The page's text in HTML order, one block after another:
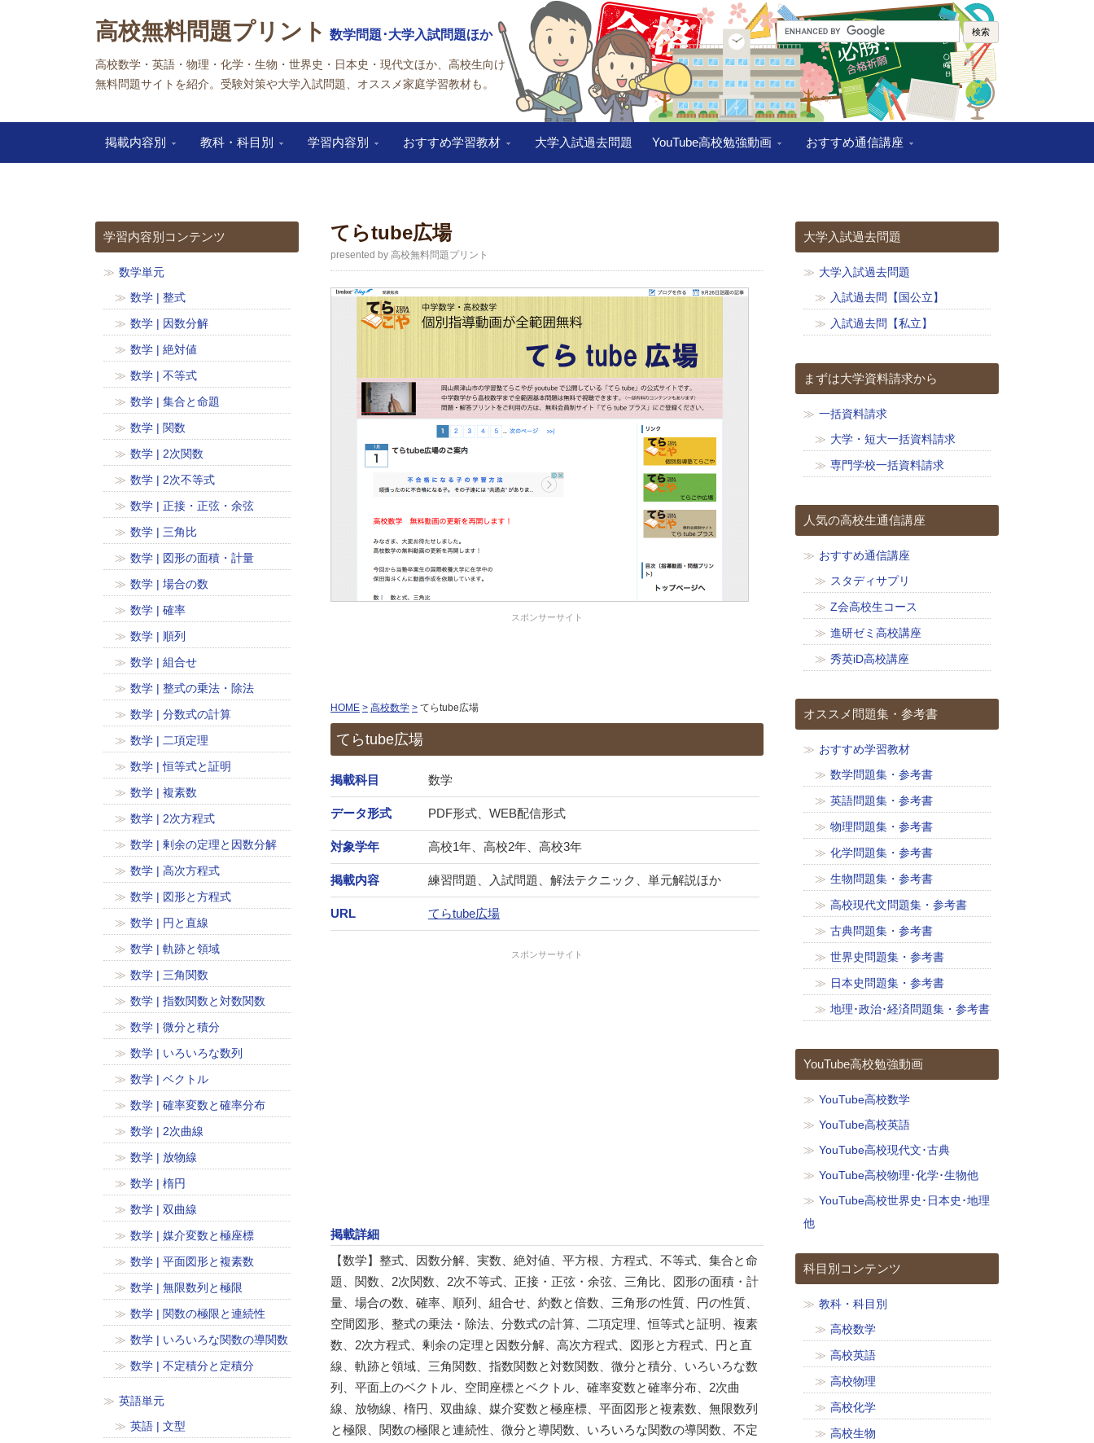
高校無料問題プリント 数学問題･大学入試問題ほか
高校数学・英語・物理・化学・生物・世界史・日本史・現代文ほか、高校生向け
無料問題サイトを紹介。受験対策や大学入試問題、オススメ家庭学習教材も。
掲載内容別 教科・科目別 学習内容別 おすすめ学習教材 大学入試過去問題 YouTube高校勉強動画 おすすめ通信講座
てらtube広場
presented by 高校無料問題プリント
スポンサーサイト
HOME 高校数学 てらtube広場
てらtube広場
掲載科目 数学
データ形式 PDF形式、WEB配信形式
対象学年 高校1年、高校2年、高校3年
掲載内容 練習問題、入試問題、解法テクニック、単元解説ほか
URL てらtube広場
スポンサーサイト
掲載詳細
【数学】整式、因数分解、実数、絶対値、平方根、方程式、不等式、集合と命
題、関数、2次関数、2次不等式、正接・正弦・余弦、三角比、図形の面積・計
量、場合の数、確率、順列、組合せ、約数と倍数、三角形の性質、円の性質、
空間図形、整式の乗法・除法、分数式の計算、二項定理、恒等式と証明、複素
数、2次方程式、剰余の定理と因数分解、高次方程式、図形と方程式、円と直
線、軌跡と領域、三角関数、指数関数と対数関数、微分と積分、いろいろな数
列、平面上のベクトル、空間座標とベクトル、確率変数と確率分布、2次曲
線、放物線、楕円、双曲線、媒介変数と極座標、平面図形と複素数、無限数列
と極限、関数の極限と連続性、微分と導関数、いろいろな関数の導関数、不定
学習内容別コンテンツ
数学単元
数学 | 整式
数学 | 因数分解
数学 | 絶対値
数学 | 不等式
数学 | 集合と命題
数学 | 関数
数学 | 2次関数
数学 | 2次不等式
数学 | 正接・正弦・余弦
数学 | 三角比
数学 | 図形の面積・計量
数学 | 場合の数
数学 | 確率
数学 | 順列
数学 | 組合せ
数学 | 整式の乗法・除法
数学 | 分数式の計算
数学 | 二項定理
数学 | 恒等式と証明
数学 | 複素数
数学 | 2次方程式
数学 | 剰余の定理と因数分解
数学 | 高次方程式
数学 | 図形と方程式
数学 | 円と直線
数学 | 軌跡と領域
数学 | 三角関数
数学 | 指数関数と対数関数
数学 | 微分と積分
数学 | いろいろな数列
数学 | ベクトル
数学 | 確率変数と確率分布
数学 | 2次曲線
数学 | 放物線
数学 | 楕円
数学 | 双曲線
数学 | 媒介変数と極座標
数学 | 平面図形と複素数
数学 | 無限数列と極限
数学 | 関数の極限と連続性
数学 | いろいろな関数の導関数
数学 | 不定積分と定積分
英語単元
英語 | 文型
大学入試過去問題
大学入試過去問題
入試過去問【国公立】
入試過去問【私立】
まずは大学資料請求から
一括資料請求
大学・短大一括資料請求
専門学校一括資料請求
人気の高校生通信講座
おすすめ通信講座
スタディサプリ
Z会高校生コース
進研ゼミ高校講座
秀英iD高校講座
オススメ問題集・参考書
おすすめ学習教材
数学問題集・参考書
英語問題集・参考書
物理問題集・参考書
化学問題集・参考書
生物問題集・参考書
高校現代文問題集・参考書
古典問題集・参考書
世界史問題集・参考書
日本史問題集・参考書
地理･政治･経済問題集・参考書
YouTube高校勉強動画
YouTube高校数学
YouTube高校英語
YouTube高校現代文･古典
YouTube高校物理･化学･生物他
YouTube高校世界史･日本史･地理
他
科目別コンテンツ
教科・科目別
高校数学
高校英語
高校物理
高校化学
高校生物